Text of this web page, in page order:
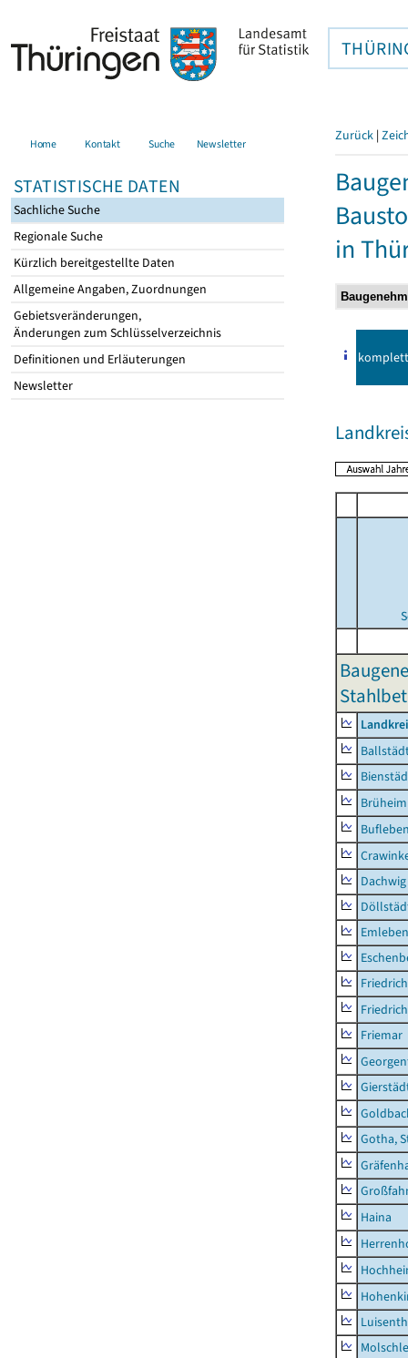
Home Kontakt Suche Newsletter
STATISTISCHE DATEN
Sachliche Suche
Regionale Suche
Kürzlich bereitgestellte Daten
Allgemeine Angaben, Zuordnungen
Gebietsveränderungen,
Änderungen zum Schlüsselverzeichnis
Definitionen und Erläuterungen
Newsletter
Zurück |
in
komplett
Brüheim
Dachwig
Emleben
Friemar
Gotha,
Haina